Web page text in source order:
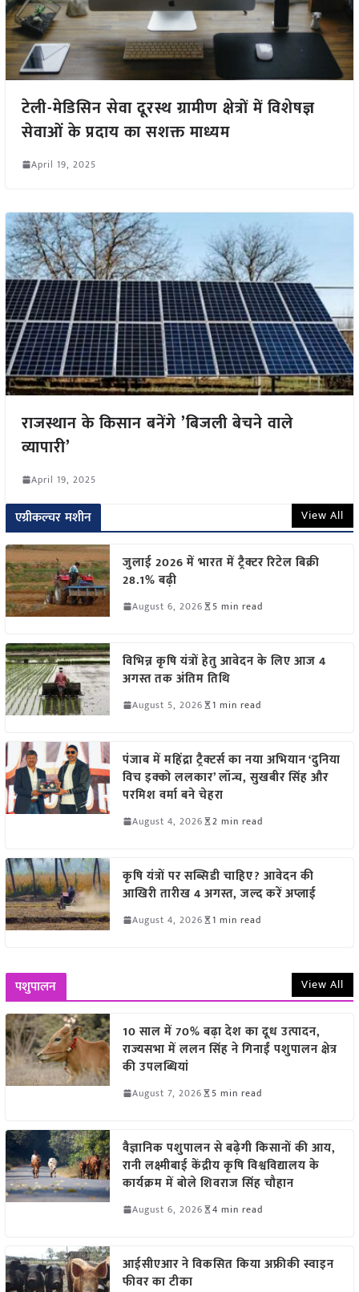
टेली-मेडिसिन सेवा दूरस्थ ग्रामीण क्षेत्रों में विशेषज्ञ
सेवाओं के प्रदाय का सशक्त माध्यम
April 19, 2025
राजस्थान के किसान बनेंगे ’बिजली बेचने वाले
व्यापारी’
April 19, 2025
एग्रीकल्चर मशीन View All
जुलाई 2026 में भारत में ट्रैक्टर रिटेल बिक्री
28.1% बढ़ी
August 6, 2026 5 min read
विभिन्न कृषि यंत्रों हेतु आवेदन के लिए आज 4
अगस्त तक अंतिम तिथि
August 5, 2026 1 min read
पंजाब में महिंद्रा ट्रैक्टर्स का नया अभियान ‘दुनिया
विच इक्को ललकार’ लॉन्च, सुखबीर सिंह और
परमिश वर्मा बने चेहरा
August 4, 2026 2 min read
कृषि यंत्रों पर सब्सिडी चाहिए? आवेदन की
आखिरी तारीख 4 अगस्त, जल्द करें अप्लाई
August 4, 2026 1 min read
पशुपालन View All
10 साल में 70% बढ़ा देश का दूध उत्पादन,
राज्यसभा में ललन सिंह ने गिनाईं पशुपालन क्षेत्र
की उपलब्धियां
August 7, 2026 5 min read
वैज्ञानिक पशुपालन से बढ़ेगी किसानों की आय,
रानी लक्ष्मीबाई केंद्रीय कृषि विश्वविद्यालय के
कार्यक्रम में बोले शिवराज सिंह चौहान
August 6, 2026 4 min read
आईसीएआर ने विकसित किया अफ्रीकी स्वाइन
फीवर का टीका